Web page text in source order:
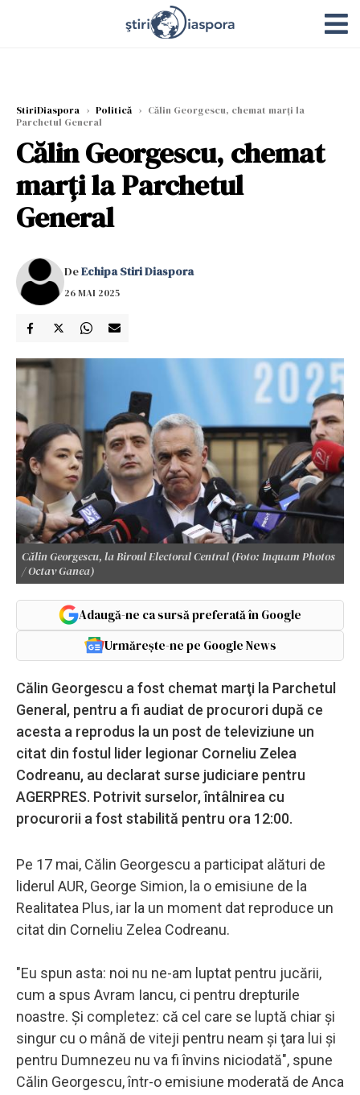
StiriDiaspora › Politică › Călin Georgescu, chemat marţi la
Parchetul General
Călin Georgescu, chemat
marţi la Parchetul
General
DeEchipa Stiri Diaspora
26 MAI 2025
Călin Georgescu, la Biroul Electoral Central (Foto: Inquam Photos
/ Octav Ganea)
Adaugă-ne ca sursă preferată în Google
Urmărește-ne pe Google News
Călin Georgescu a fost chemat marţi la Parchetul
General, pentru a fi audiat de procurori după ce
acesta a reprodus la un post de televiziune un
citat din fostul lider legionar Corneliu Zelea
Codreanu, au declarat surse judiciare pentru
AGERPRES. Potrivit surselor, întâlnirea cu
procurorii a fost stabilită pentru ora 12:00.
Pe 17 mai, Călin Georgescu a participat alături de
liderul AUR, George Simion, la o emisiune de la
Realitatea Plus, iar la un moment dat reproduce un
citat din Corneliu Zelea Codreanu.
"Eu spun asta: noi nu ne-am luptat pentru jucării,
cum a spus Avram Iancu, ci pentru drepturile
noastre. Şi completez: că cel care se luptă chiar şi
singur cu o mână de viteji pentru neam şi ţara lui şi
pentru Dumnezeu nu va fi învins niciodată", spune
Călin Georgescu, într-o emisiune moderată de Anca